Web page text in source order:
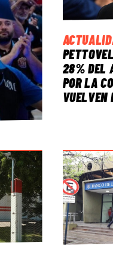
28% DEL
POR LA
VUELVEN